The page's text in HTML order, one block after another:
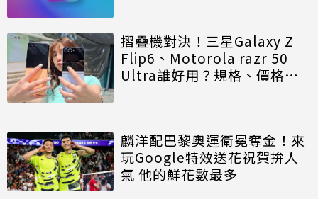
摺疊機對決！三星Galaxy Z
Flip6、Motorola razr 50
Ultra誰好用？規格、價格、
麟洋配巴黎奧運衛冕奪金！來
玩Google特效送花祝賀拚人
氣 他的鮮花數最多